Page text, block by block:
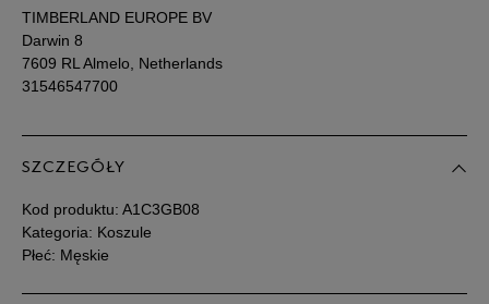
TIMBERLAND EUROPE BV
Darwin 8
7609 RL Almelo, Netherlands
31546547700
SZCZEGÓŁY
Kod produktu: A1C3GB08
Kategoria: Koszule
Płeć: Męskie